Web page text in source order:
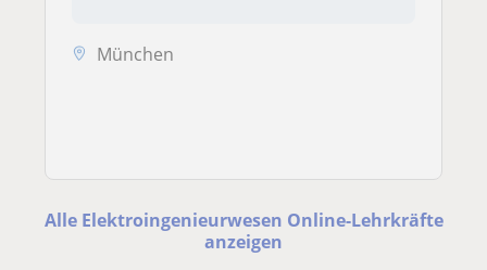
München
Alle Elektroingenieurwesen Online-Lehrkräfte
anzeigen